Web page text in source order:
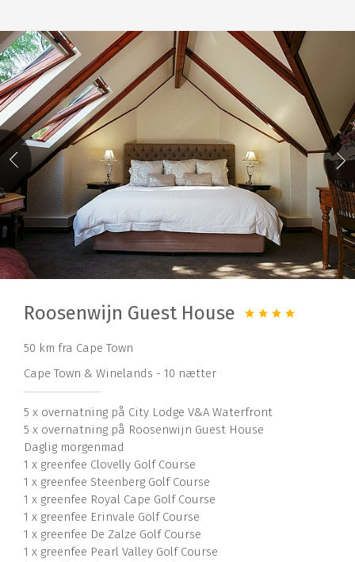
Roosenwijn Guest House
50 km fra Cape Town
Cape Town & Winelands - 10 nætter
5 x overnatning på City Lodge V&A Waterfront
5 x overnatning på Roosenwijn Guest House
Daglig morgenmad
1 x greenfee Clovelly Golf Course
1 x greenfee Steenberg Golf Course
1 x greenfee Royal Cape Golf Course
1 x greenfee Erinvale Golf Course
1 x greenfee De Zalze Golf Course
1 x greenfee Pearl Valley Golf Course